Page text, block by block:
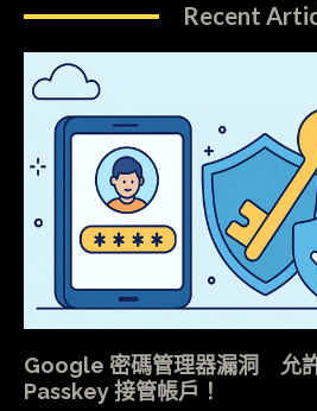
Recent
Google 密碼管理器漏洞 允
Passkey 接管帳戶！